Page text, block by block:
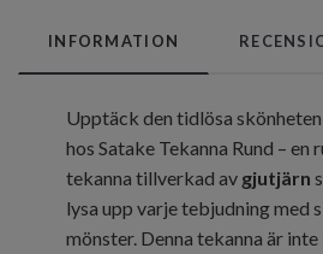
INFORMATION
Upptäck den tidlösa skönheten
hos Satake Tekanna Rund – en
tekanna tillverkad av gjutjärn
lysa upp varje tebjudning med
mönster. Denna tekanna är